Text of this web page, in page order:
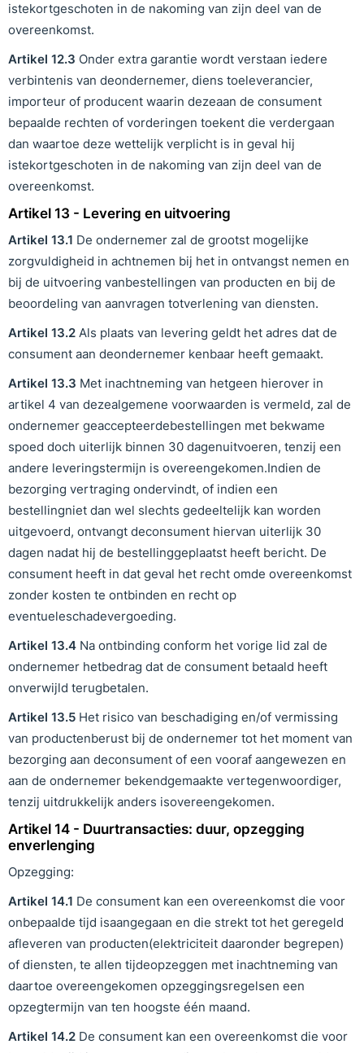
istekortgeschoten in de nakoming van zijn deel van de
overeenkomst.
Artikel 12.3 Onder extra garantie wordt verstaan iedere
verbintenis van deondernemer, diens toeleverancier,
importeur of producent waarin dezeaan de consument
bepaalde rechten of vorderingen toekent die verdergaan
dan waartoe deze wettelijk verplicht is in geval hij
istekortgeschoten in de nakoming van zijn deel van de
overeenkomst.
Artikel 13 - Levering en uitvoering
Artikel 13.1 De ondernemer zal de grootst mogelijke
zorgvuldigheid in achtnemen bij het in ontvangst nemen en
bij de uitvoering vanbestellingen van producten en bij de
beoordeling van aanvragen totverlening van diensten.
Artikel 13.2 Als plaats van levering geldt het adres dat de
consument aan deondernemer kenbaar heeft gemaakt.
Artikel 13.3 Met inachtneming van hetgeen hierover in
artikel 4 van dezealgemene voorwaarden is vermeld, zal de
ondernemer geaccepteerdebestellingen met bekwame
spoed doch uiterlijk binnen 30 dagenuitvoeren, tenzij een
andere leveringstermijn is overeengekomen.Indien de
bezorging vertraging ondervindt, of indien een
bestellingniet dan wel slechts gedeeltelijk kan worden
uitgevoerd, ontvangt deconsument hiervan uiterlijk 30
dagen nadat hij de bestellinggeplaatst heeft bericht. De
consument heeft in dat geval het recht omde overeenkomst
zonder kosten te ontbinden en recht op
eventueleschadevergoeding.
Artikel 13.4 Na ontbinding conform het vorige lid zal de
ondernemer hetbedrag dat de consument betaald heeft
onverwijld terugbetalen.
Artikel 13.5 Het risico van beschadiging en/of vermissing
van productenberust bij de ondernemer tot het moment van
bezorging aan deconsument of een vooraf aangewezen en
aan de ondernemer bekendgemaakte vertegenwoordiger,
tenzij uitdrukkelijk anders isovereengekomen.
Artikel 14 - Duurtransacties: duur, opzegging
enverlenging
Opzegging:
Artikel 14.1 De consument kan een overeenkomst die voor
onbepaalde tijd isaangegaan en die strekt tot het geregeld
afleveren van producten(elektriciteit daaronder begrepen)
of diensten, te allen tijdeopzeggen met inachtneming van
daartoe overeengekomen opzeggingsregelsen een
opzegtermijn van ten hoogste één maand.
Artikel 14.2 De consument kan een overeenkomst die voor